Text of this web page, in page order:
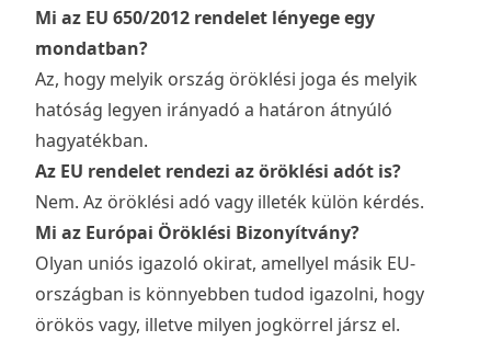
Mi az EU 650/2012 rendelet lényege egy
mondatban?
Az, hogy melyik ország öröklési joga és melyik
hatóság legyen irányadó a határon átnyúló
hagyatékban.
Az EU rendelet rendezi az öröklési adót is?
Nem. Az öröklési adó vagy illeték külön kérdés.
Mi az Európai Öröklési Bizonyítvány?
Olyan uniós igazoló okirat, amellyel másik EU-
országban is könnyebben tudod igazolni, hogy
örökös vagy, illetve milyen jogkörrel jársz el.